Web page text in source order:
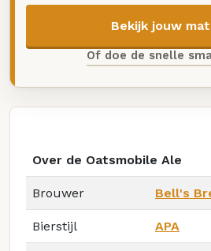
Bekijk jouw
Of doe de snelle
Over de Oatsmobile Ale
Brouwer Bell's
Bierstijl APA